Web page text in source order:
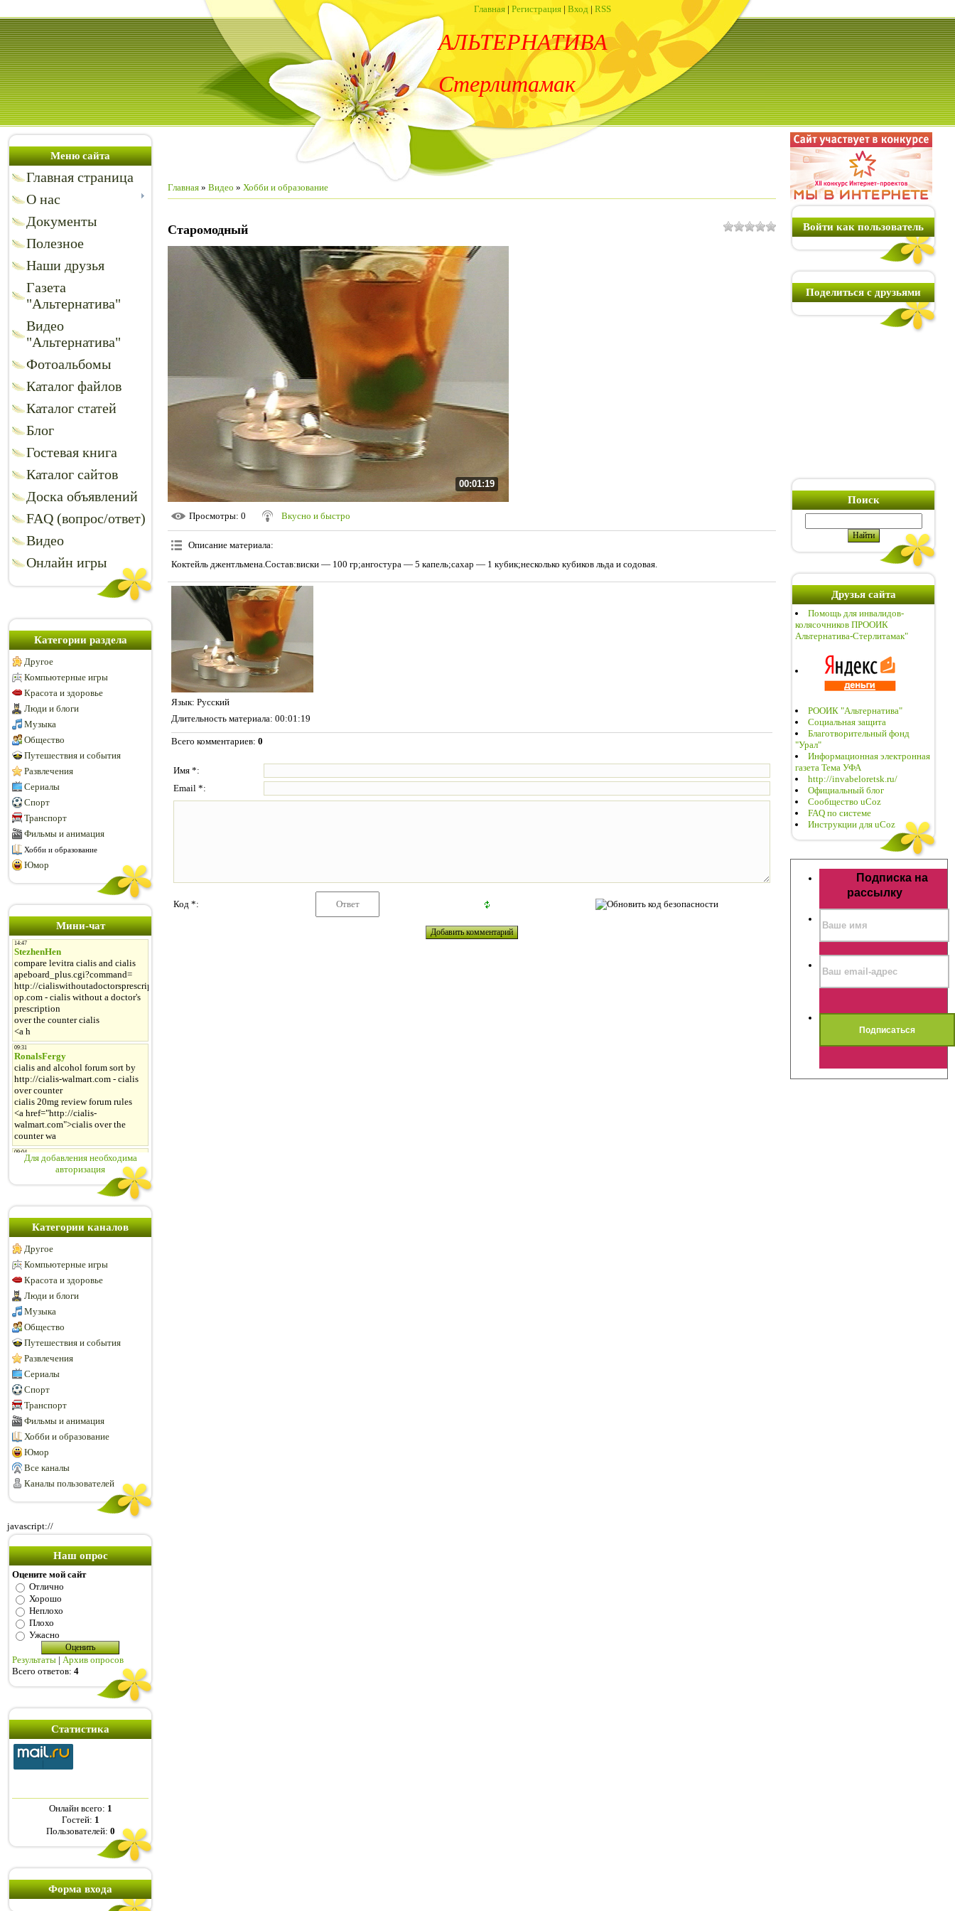
Главная | Регистрация | Вход | RSS
АЛЬТЕРНАТИВА
Стерлитамак
Меню сайта
Главная страница
О нас
Документы
Полезное
Наши друзья
Газета
"Альтернатива"
Видео
"Альтернатива"
Фотоальбомы
Каталог файлов
Каталог статей
Блог
Гостевая книга
Каталог сайтов
Доска объявлений
FAQ (вопрос/ответ)
Видео
Онлайн игры
Категории раздела
Другое
Компьютерные игры
Красота и здоровье
Люди и блоги
Музыка
Общество
Путешествия и события
Развлечения
Сериалы
Спорт
Транспорт
Фильмы и анимация
Хобби и образование
Юмор
Мини-чат
Для добавления необходима
авторизация
Категории каналов
Другое
Компьютерные игры
Красота и здоровье
Люди и блоги
Музыка
Общество
Путешествия и события
Развлечения
Сериалы
Спорт
Транспорт
Фильмы и анимация
Хобби и образование
Юмор
Все каналы
Каналы пользователей
javascript://
Наш опрос
Оцените мой сайт
Отлично
Хорошо
Неплохо
Плохо
Ужасно
Результаты | Архив опросов
Всего ответов: 4
Статистика
Онлайн всего: 1
Гостей: 1
Пользователей: 0
Форма входа
Главная » Видео » Хобби и образование
Старомодный
00:01:19
Просмотры: 0 Вкусно и быстро
Описание материала:
Коктейль джентльмена.Состав:виски — 100 гр;ангостура — 5 капель;сахар — 1 кубик;несколько кубиков льда и содовая.
Язык: Русский
Длительность материала: 00:01:19
Всего комментариев: 0
Имя *:
Email *:
Код *:
Войти как пользователь
Поделиться с друзьями
Поиск
Друзья сайта
Помощь для инвалидов-
колясочников ПРООИК
Альтернатива-Стерлитамак"
РООИК "Альтернатива"
Социальная защита
Благотворительный фонд
"Урал"
Информационная электронная
газета Тема УФА
http://invabeloretsk.ru/
Официальный блог
Сообщество uCoz
FAQ по системе
Инструкции для uCoz
Подписка на
рассылку